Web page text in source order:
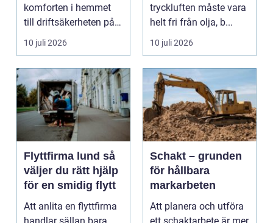
komforten i hemmet
till driftsäkerheten på
jobbet. I en växande ...
10 juli 2026
tryckluften måste vara
helt fri från olja, b...
10 juli 2026
Flyttfirma lund så
väljer du rätt hjälp
för en smidig flytt
Att anlita en flyttfirma
Schakt – grunden
för hållbara
markarbeten
Att planera och utföra